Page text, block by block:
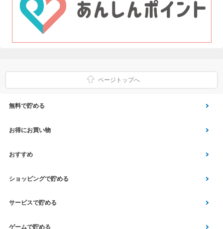
ページトップへ
無料で貯める
ゲーム
Vアンケート
アプリ利用
クイズ
スクラッチ
お得にお買い物
Yahoo!ショッピング
Vサンプル
エコなお買い物
Vモニター
おすすめ
Vくじ
チラシ
aruku&
ショッピングで貯める
Yahoo! JAPANサービス
総合・デパート・TV通販
サービスで貯める
マネー･銀行･保険
ゲームで貯める